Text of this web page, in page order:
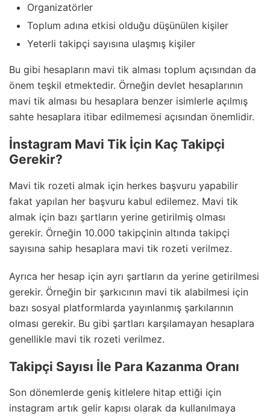
Organizatörler
Toplum adına etkisi olduğu düşünülen kişiler
Yeterli takipçi sayısına ulaşmış kişiler
Bu gibi hesapların mavi tik alması toplum açısından da
önem teşkil etmektedir. Örneğin devlet hesaplarının
mavi tik alması bu hesaplara benzer isimlerle açılmış
sahte hesaplara itibar edilmemesi açısından önemlidir.
İnstagram Mavi Tik İçin Kaç Takipçi
Gerekir?
Mavi tik rozeti almak için herkes başvuru yapabilir
fakat yapılan her başvuru kabul edilemez. Mavi tik
almak için bazı şartların yerine getirilmiş olması
gerekir. Örneğin 10.000 takipçinin altında takipçi
sayısına sahip hesaplara mavi tik rozeti verilmez.
Ayrıca her hesap için ayrı şartların da yerine getirilmesi
gerekir. Örneğin bir şarkıcının mavi tik alabilmesi için
bazı sosyal platformlarda yayınlanmış şarkılarının
olması gerekir. Bu gibi şartları karşılamayan hesaplara
genellikle mavi tik rozeti verilmez.
Takipçi Sayısı İle Para Kazanma Oranı
Son dönemlerde geniş kitlelere hitap ettiği için
instagram artık gelir kapısı olarak da kullanılmaya